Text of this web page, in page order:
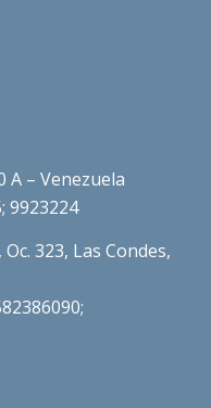
A – Venezuela
9923224
323, Las Condes,